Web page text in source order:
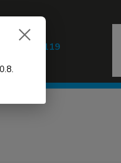
608 030 119